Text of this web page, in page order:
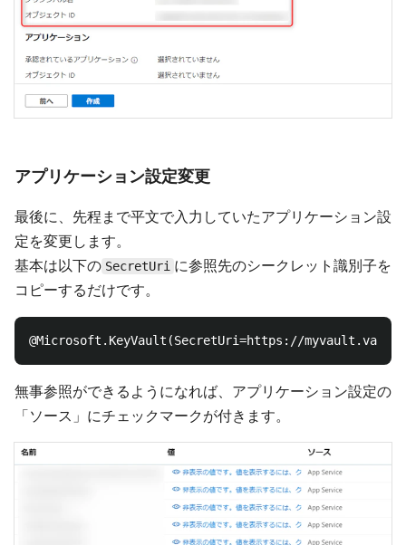
アプリケーション設定変更
最後に、先程まで平文で入力していたアプリケーション設
定を変更します。
基本は以下の SecretUri に参照先のシークレット識別子を
コピーするだけです。
無事参照ができるようになれば、アプリケーション設定の
「ソース」にチェックマークが付きます。